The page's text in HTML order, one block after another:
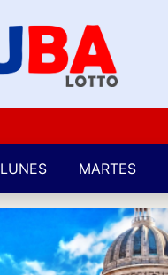
LUNES MARTES